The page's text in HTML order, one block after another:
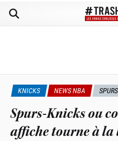
KNICKS NEWS NBA SPURS
Spurs-Knicks ou
affiche tourne à la